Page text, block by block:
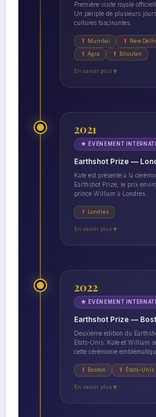
Première visite royale
Un périple de plusieurs
cultures fascinantes.
Mumbai New Delhi
Agra Bhoutan
En savoir plus ▼
2021
★ ÉVÉNEMENT
Earthshot Prize —
Kate est présente à la
Earthshot Prize, le prix
prince William à Londres.
Londres
En savoir plus ▼
2022
★ ÉVÉNEMENT
Earthshot Prize —
Deuxième édition du
États-Unis. Kate et William
cette cérémonie
Boston États-Unis
En savoir plus ▼